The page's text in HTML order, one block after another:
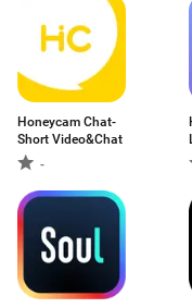
Honeycam Chat-
Short Video&Chat
-